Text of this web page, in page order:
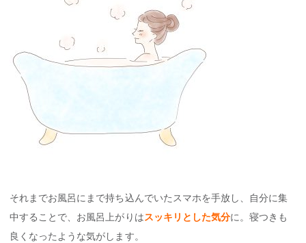
それまでお風呂にまで持ち込んでいたスマホを手放し、自分に集
中することで、お風呂上がりはスッキリとした気分に。寝つきも
良くなったような気がします。